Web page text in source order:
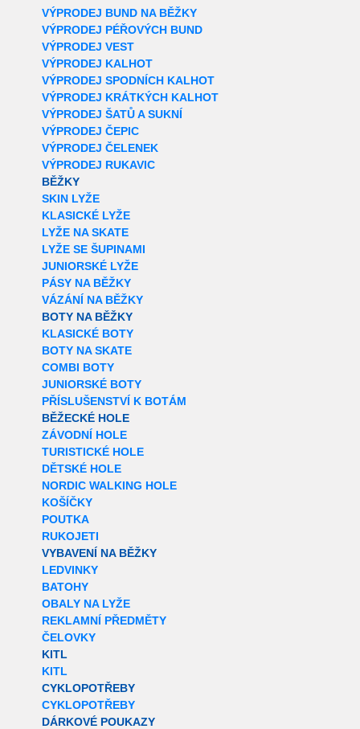
VÝPRODEJ BUND NA BĚŽKY
VÝPRODEJ PÉŘOVÝCH BUND
VÝPRODEJ VEST
VÝPRODEJ KALHOT
VÝPRODEJ SPODNÍCH KALHOT
VÝPRODEJ KRÁTKÝCH KALHOT
VÝPRODEJ ŠATŮ A SUKNÍ
VÝPRODEJ ČEPIC
VÝPRODEJ ČELENEK
VÝPRODEJ RUKAVIC
BĚŽKY
SKIN LYŽE
KLASICKÉ LYŽE
LYŽE NA SKATE
LYŽE SE ŠUPINAMI
JUNIORSKÉ LYŽE
PÁSY NA BĚŽKY
VÁZÁNÍ NA BĚŽKY
BOTY NA BĚŽKY
KLASICKÉ BOTY
BOTY NA SKATE
COMBI BOTY
JUNIORSKÉ BOTY
PŘÍSLUŠENSTVÍ K BOTÁM
BĚŽECKÉ HOLE
ZÁVODNÍ HOLE
TURISTICKÉ HOLE
DĚTSKÉ HOLE
NORDIC WALKING HOLE
KOŠÍČKY
POUTKA
RUKOJETI
VYBAVENÍ NA BĚŽKY
LEDVINKY
BATOHY
OBALY NA LYŽE
REKLAMNÍ PŘEDMĚTY
ČELOVKY
KITL
KITL
CYKLOPOTŘEBY
CYKLOPOTŘEBY
DÁRKOVÉ POUKAZY